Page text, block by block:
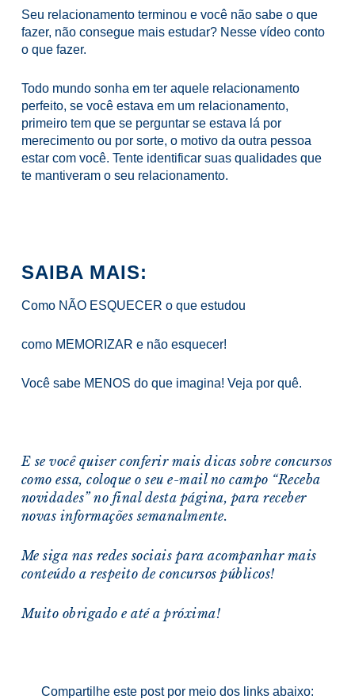
Seu relacionamento terminou e você não sabe o que
fazer, não consegue mais estudar? Nesse vídeo conto
o que fazer.
Todo mundo sonha em ter aquele relacionamento
perfeito, se você estava em um relacionamento,
primeiro tem que se perguntar se estava lá por
merecimento ou por sorte, o motivo da outra pessoa
estar com você. Tente identificar suas qualidades que
te mantiveram o seu relacionamento.
SAIBA MAIS:
Como NÃO ESQUECER o que estudou
como MEMORIZAR e não esquecer!
Você sabe MENOS do que imagina! Veja por quê.
E se você quiser conferir mais dicas sobre concursos
como essa, coloque o seu e-mail no campo “Receba
novidades” no final desta página, para receber
novas informações semanalmente.
Me siga nas redes sociais para acompanhar mais
conteúdo a respeito de concursos públicos!
Muito obrigado e até a próxima!
Compartilhe este post por meio dos links abaixo: